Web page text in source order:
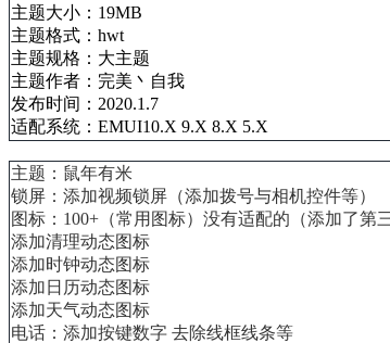
主题大小：19MB
主题格式：hwt
主题规格：大主题
主题作者：完美丶自我
发布时间：2020.1.7
适配系统：EMUI10.X 9.X 8.X 5.X
主题：鼠年有米
锁屏：添加视频锁屏（添加拨号与相机控件等）
图标：100+（常用图标）没有适配的（添加了第
添加清理动态图标
添加时钟动态图标
添加日历动态图标
添加天气动态图标
电话：添加按键数字 去除线框线条等